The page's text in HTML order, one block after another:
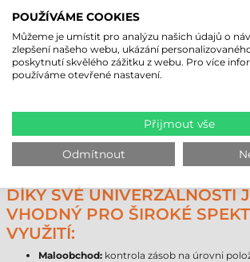
konfigurovat, aktualizovat firmware a monitorovat
POKROČILÁ INTEGRACE A
REŽIM
režimů a aktualizaci firmwaru – a to
nebo dokovací kolébky. Pokud není okamžité
dispozici, zařízení dokáže v režimu batch uložit až
které lze později snadno synchronizovat s
DÍKY SVÉ UNIVERZÁLNOSTI
VHODNÝ PRO ŠIROKÉ
VYUŽITÍ:
Maloobchod: kontrola zásob na úrovni
POUŽÍVÁME COOKIES
Můžeme je umístit pro analýzu našich údajů o
zlepšení našeho webu, ukázání
poskytnutí skvělého zážitku z webu. Pro více
používáme otevřené nastavení.
Přijmout vše
Odmítnout